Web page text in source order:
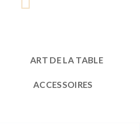
ART DE LA TABLE
ACCESSOIRES